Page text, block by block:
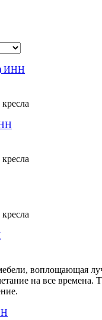
ИНН
воплощающая
на все времена.